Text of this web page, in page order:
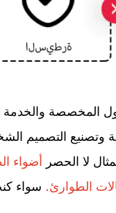
وتصنيع التصميم
لا الحصر أضواء
الطوارئ. سواء